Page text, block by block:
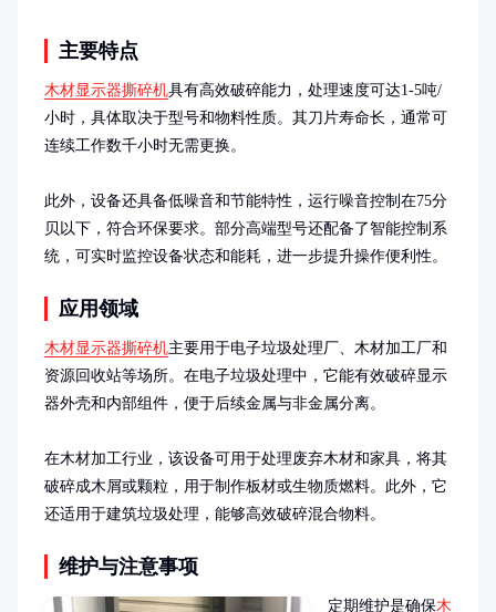
主要特点
木材显示器撕碎机具有高效破碎能力，处理速度可达1-5吨/
小时，具体取决于型号和物料性质。其刀片寿命长，通常可
连续工作数千小时无需更换。
此外，设备还具备低噪音和节能特性，运行噪音控制在75分
贝以下，符合环保要求。部分高端型号还配备了智能控制系
统，可实时监控设备状态和能耗，进一步提升操作便利性。
应用领域
木材显示器撕碎机主要用于电子垃圾处理厂、木材加工厂和
资源回收站等场所。在电子垃圾处理中，它能有效破碎显示
器外壳和内部组件，便于后续金属与非金属分离。
在木材加工行业，该设备可用于处理废弃木材和家具，将其
破碎成木屑或颗粒，用于制作板材或生物质燃料。此外，它
还适用于建筑垃圾处理，能够高效破碎混合物料。
维护与注意事项
定期维护是确保木